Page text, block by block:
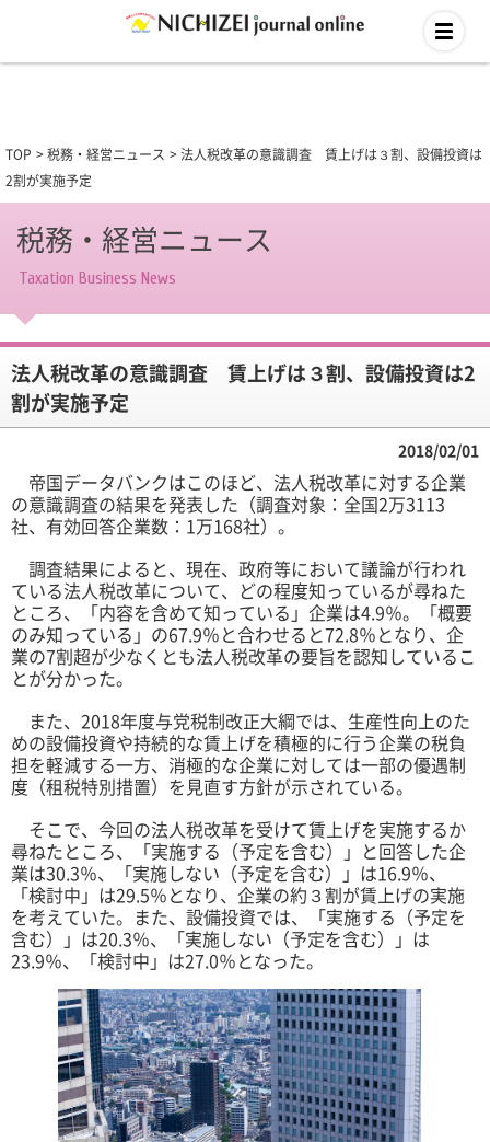
TOP 税務・経営ニュース
法人税改革の意識調査 賃上げは３割、設備投資は
2割が実施予定
税務・経営ニュース
Taxation Business News
法人税改革の意識調査 賃上げは３割、設備投資は2
割が実施予定
2018/02/01
帝国データバンクはこのほど、法人税改革に対する企業
の意識調査の結果を発表した（調査対象：全国2万3113
社、有効回答企業数：1万168社）。
調査結果によると、現在、政府等において議論が行われ
ている法人税改革について、どの程度知っているが尋ねた
ところ、「内容を含めて知っている」企業は4.9％。「概要
のみ知っている」の67.9％と合わせると72.8％となり、企
業の7割超が少なくとも法人税改革の要旨を認知しているこ
とが分かった。
また、2018年度与党税制改正大綱では、生産性向上のた
めの設備投資や持続的な賃上げを積極的に行う企業の税負
担を軽減する一方、消極的な企業に対しては一部の優遇制
度（租税特別措置）を見直す方針が示されている。
そこで、今回の法人税改革を受けて賃上げを実施するか
尋ねたところ、「実施する（予定を含む）」と回答した企
業は30.3％、「実施しない（予定を含む）」は16.9％、
「検討中」は29.5％となり、企業の約３割が賃上げの実施
を考えていた。また、設備投資では、「実施する（予定を
含む）」は20.3％、「実施しない（予定を含む）」は
23.9％、「検討中」は27.0％となった。